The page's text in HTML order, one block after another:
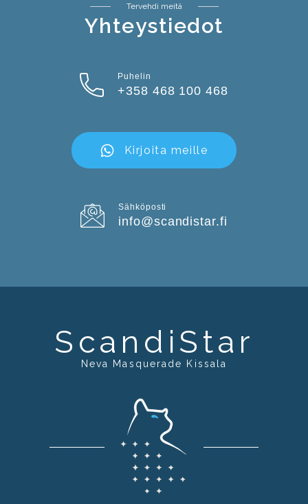
Tervehdi meitä
Yhteystiedot
Puhelin
+358 468 100 468
Kirjoita meille
Sähköposti
info@scandistar.fi
ScandiStar
Neva Masquerade Kissala